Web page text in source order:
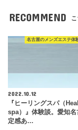
RECOMMEND
名古屋のメンズエステ体
2022.10.12
『ヒーリングスパ（
spa）』体験談。愛知名
定感あ…